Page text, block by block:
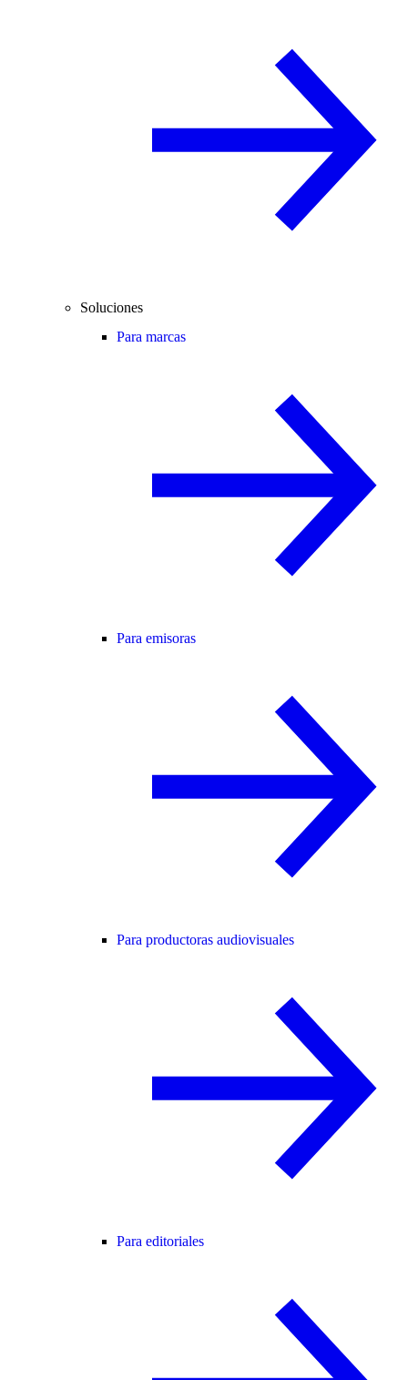
Soluciones
Para marcas
Para emisoras
Para productoras audiovisuales
Para editoriales